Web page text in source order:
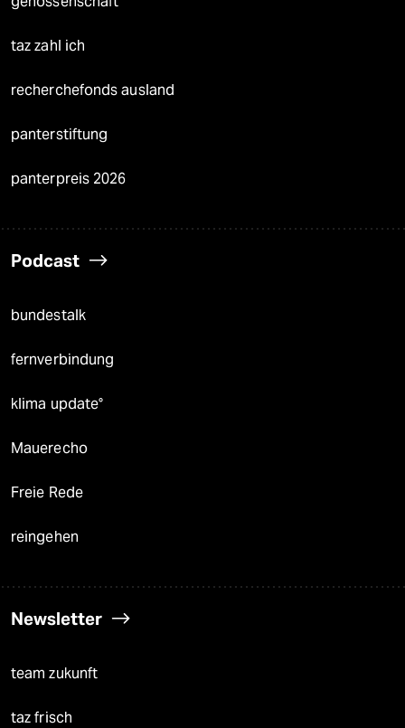
taz zahl ich
recherchefonds ausland
panterstiftung
panterpreis 2026
Podcast
bundestalk
fernverbindung
klima update°
Mauerecho
Freie Rede
reingehen
Newsletter
team zukunft
taz frisch